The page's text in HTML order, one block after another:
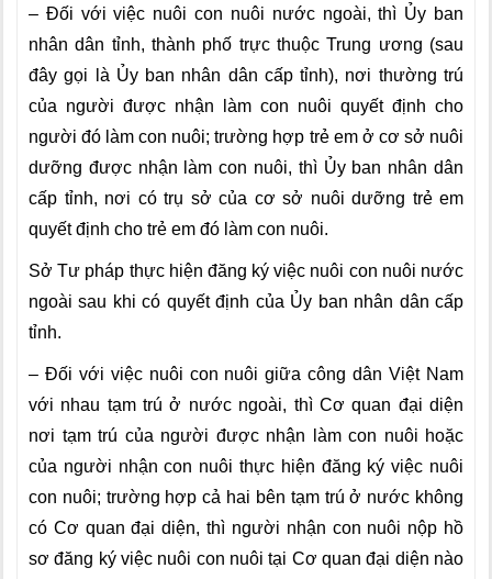
– Đối với việc nuôi con nuôi nước ngoài, thì Ủy ban
nhân dân tỉnh, thành phố trực thuộc Trung ương (sau
đây gọi là Ủy ban nhân dân cấp tỉnh), nơi thường trú
của người được nhận làm con nuôi quyết định cho
người đó làm con nuôi; trường hợp trẻ em ở cơ sở nuôi
dưỡng được nhận làm con nuôi, thì Ủy ban nhân dân
cấp tỉnh, nơi có trụ sở của cơ sở nuôi dưỡng trẻ em
quyết định cho trẻ em đó làm con nuôi.
Sở Tư pháp thực hiện đăng ký việc nuôi con nuôi nước
ngoài sau khi có quyết định của Ủy ban nhân dân cấp
tỉnh.
– Đối với việc nuôi con nuôi giữa công dân Việt Nam
với nhau tạm trú ở nước ngoài, thì Cơ quan đại diện
nơi tạm trú của người được nhận làm con nuôi hoặc
của người nhận con nuôi thực hiện đăng ký việc nuôi
con nuôi; trường hợp cả hai bên tạm trú ở nước không
có Cơ quan đại diện, thì người nhận con nuôi nộp hồ
sơ đăng ký việc nuôi con nuôi tại Cơ quan đại diện nào